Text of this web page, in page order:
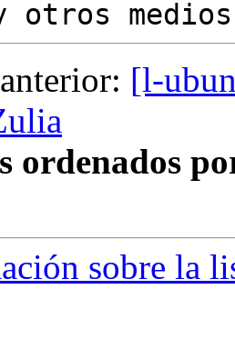
[l-
ordenados
sobre la